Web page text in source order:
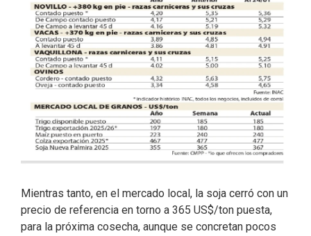
Mientras tanto, en el mercado local, la soja cerró con un
precio de referencia en torno a 365 US$/ton puesta,
para la próxima cosecha, aunque se concretan pocos